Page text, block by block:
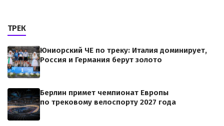
ТРЕК
Юниорский ЧЕ по треку: Италия доминирует,
Россия и Германия берут золото
Берлин примет чемпионат Европы
по трековому велоспорту 2027 года